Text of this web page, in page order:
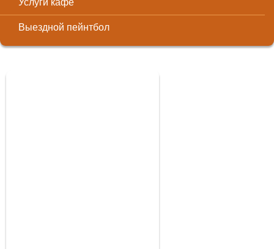
Услуги кафе
Выездной пейнтбол